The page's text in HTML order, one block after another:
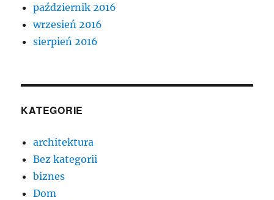
październik 2016
wrzesień 2016
sierpień 2016
KATEGORIE
architektura
Bez kategorii
biznes
Dom